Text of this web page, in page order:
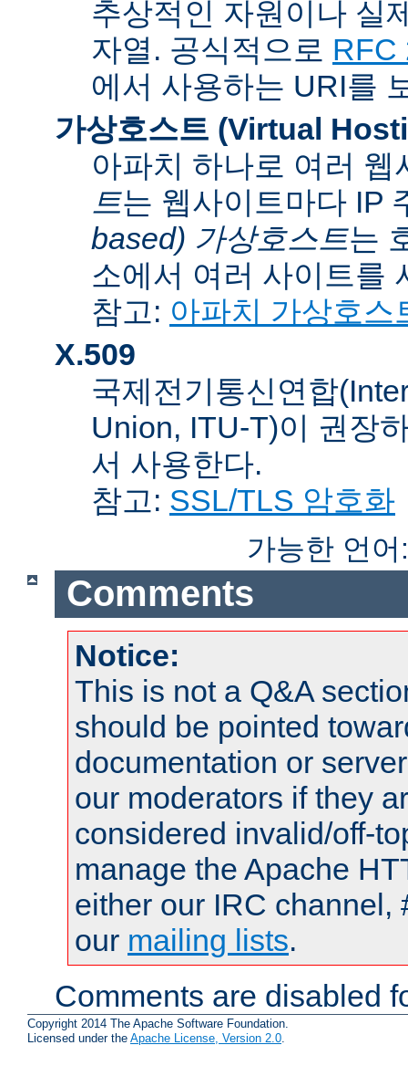
추상적인 자원이나 실
자열. 공식적으로 RFC
에서 사용하는 URI를
가상호스트 (Virtual
아파치 하나로 여러
트는 웹사이트마다 IP
based) 가상호스트는
소에서 여러 사이트를
참고: 아파치 가상호스
X.509
국제전기통신연합
Union, ITU-T)이 권장
서 사용한다.
참고: SSL/TLS 암호화
가능한 언
Comments
Notice:
This is not a Q&A
should be pointed
documentation or
our moderators if they
considered invalid/off-
manage the Apache
either our IRC channel,
our mailing lists.
Comments are disabled
Copyright 2014 The Apache Software Foundation.
Licensed under the Apache License, Version 2.0.